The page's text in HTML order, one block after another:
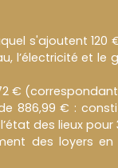
s'ajoutent 120
l’électricité et le
€
886,99 € :
des lieux pour
des loyers